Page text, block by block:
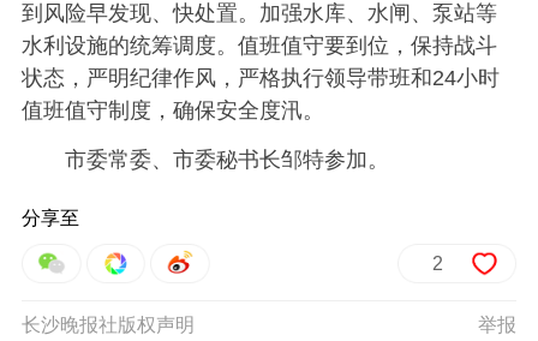
到风险早发现、快处置。加强水库、水闸、泵站等
水利设施的统筹调度。值班值守要到位，保持战斗
状态，严明纪律作风，严格执行领导带班和24小时
值班值守制度，确保安全度汛。
市委常委、市委秘书长邹特参加。
分享至
2
举报
长沙晚报社版权声明